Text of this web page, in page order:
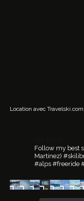
Location avec Travelski.com
Follow my best
Martinez)
#alps #freeride